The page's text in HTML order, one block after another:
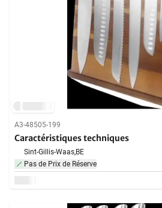
A3-48505-199
Caractéristiques techniques
Sint-Gillis-Waas,BE
Pas de Prix de Réserve